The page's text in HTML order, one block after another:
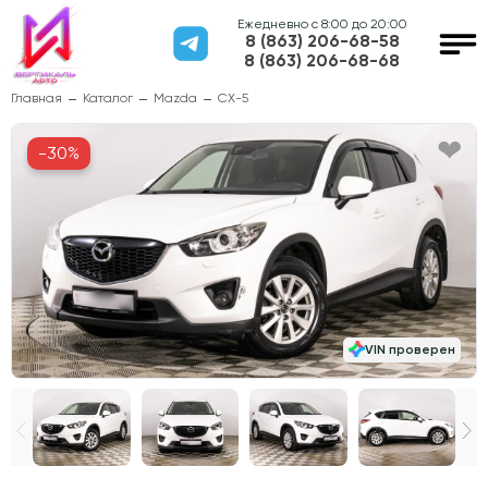
Ежедневно с 8:00 до 20:00
8 (863) 206-68-58
8 (863) 206-68-68
Главная Каталог Mazda CX-5
VIN проверен
-30%